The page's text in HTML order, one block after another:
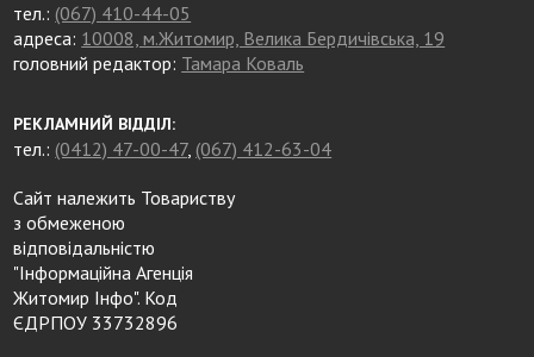
тел.: (067) 410-44-05
адреса: 10008, м.Житомир, Велика Бердичівська, 19
головний редактор: Тамара Коваль
РЕКЛАМНИЙ ВІДДІЛ:
тел.: (0412) 47-00-47, (067) 412-63-04
Сайт належить Товариству
з обмеженою
відповідальністю
"Інформаційна Агенція
Житомир Інфо". Код
ЄДРПОУ 33732896